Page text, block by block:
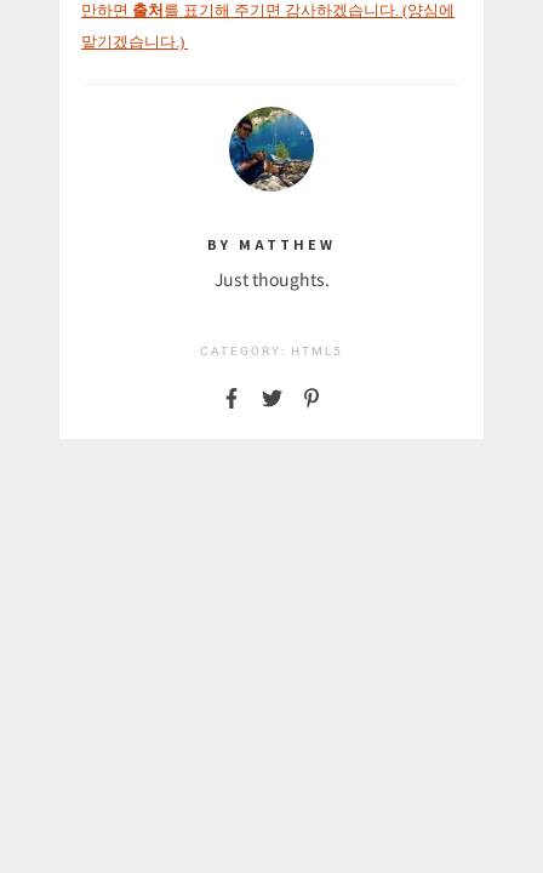
만하면 출처 를 표기해 주기면 감사하겠습니다. (양심에
맡기겠습니다.)
BY MATTHEW
Just thoughts.
CATEGORY: HTML5